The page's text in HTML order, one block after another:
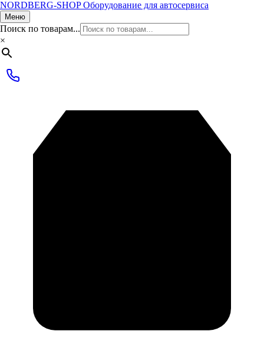
NORDBERG-SHOP Оборудование для автосервиса
Меню
Поиск по товарам...
×